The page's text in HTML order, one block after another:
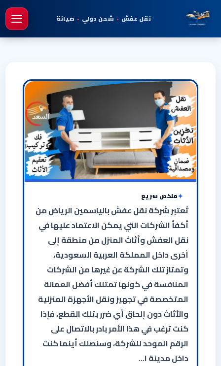
نقل عفش • شحن دولي • صيانة
ملخص سريع
تُعتبر شركة نقل عفش بالياسمين الرياض من
أكفأ الشركات التي يمكن الاعتماد عليها في
نقل العفش وأثاث المنزل من منطقة إلى
أخرى داخل المملكة العربية السعودية،
وتمتاز تلك الشركة عن غيرها من الشركات
المنافسة في كونها تمتلك أفضل العمالة
المتخصصة في تجهيز ونقل الأجهزة المنزلية
والأثاث دون إلحاق أي ضرر بتلك القطع، فإذا
كنت ترغب في هذا الأمر بادر بالاتصال على
الرقم الموحد للشركة، وسنصلك أينما كنت
داخل مدينة ا…